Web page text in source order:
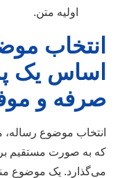
اولیه متن.
انتخاب
اساس یک
صرفه و
انتخاب موضوع
که به صورت مستقیم بر
می‌گذارد. یک موضوع